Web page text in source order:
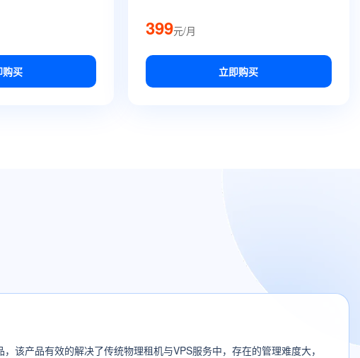
购买
399元/月
立即购买
该产品有效的解决了传统物理租机与VPS服务中，存在的管理难度大，